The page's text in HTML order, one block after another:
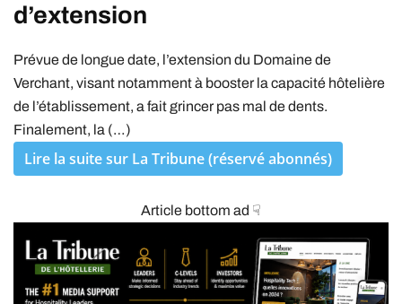
d’extension
Prévue de longue date, l’extension du Domaine de
Verchant, visant notamment à booster la capacité hôtelière
de l’établissement, a fait grincer pas mal de dents.
Finalement, la (…)
Lire la suite sur La Tribune (réservé abonnés)
Article bottom ad ☟